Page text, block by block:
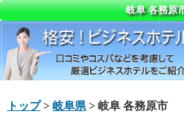
岐阜 各務原
トップ> 岐阜県 > 岐阜 各務原市